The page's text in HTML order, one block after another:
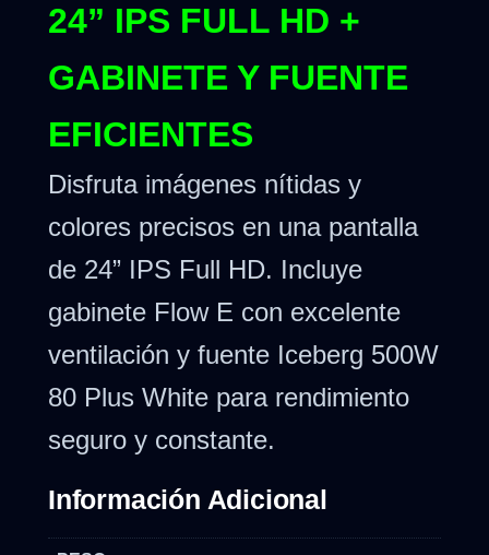
24” IPS FULL HD +
GABINETE Y FUENTE
EFICIENTES
Disfruta imágenes nítidas y
colores precisos en una pantalla
de 24” IPS Full HD. Incluye
gabinete Flow E con excelente
ventilación y fuente Iceberg 500W
80 Plus White para rendimiento
seguro y constante.
Información Adicional